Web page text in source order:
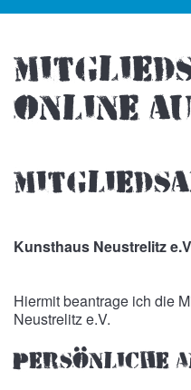
online
Kunsthaus Neustrelitz
Hiermit beantrage ich die
Neustrelitz e.V.
Persönliche